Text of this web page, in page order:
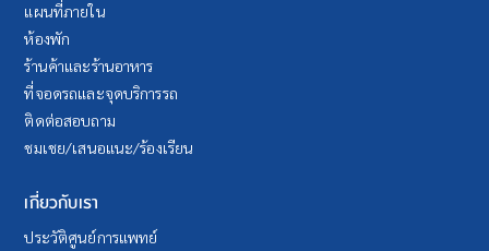
แผนที่ภายใน
ห้องพัก
ร้านค้าและร้านอาหาร
ที่จอดรถและจุดบริการรถ
ติดต่อสอบถาม
ชมเชย/เสนอแนะ/ร้องเรียน
เกี่ยวกับเรา
ประวัติศูนย์การแพทย์